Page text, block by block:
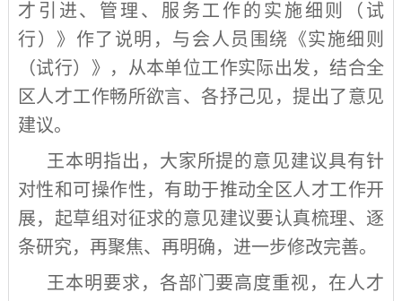
才引进、管理、服务工作的实施细则（试
行）》作了说明，与会人员围绕《实施细则
（试行）》，从本单位工作实际出发，结合全
区人才工作畅所欲言、各抒己见，提出了意见
建议。
王本明指出，大家所提的意见建议具有针
对性和可操作性，有助于推动全区人才工作开
展，起草组对征求的意见建议要认真梳理、逐
条研究，再聚焦、再明确，进一步修改完善。
王本明要求，各部门要高度重视，在人才